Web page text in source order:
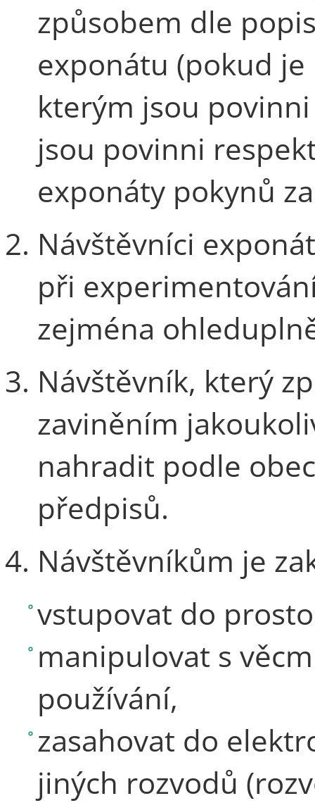
způsobem dle
exponátu (pokud
kterým jsou
jsou povinni
exponáty pokynů
Návštěvníci
při
zejména
Návštěvník, který
zaviněním
nahradit podle
předpisů.
Návštěvníkům je
vstupovat do
manipulovat s
používání,
zasahovat do
jiných rozvodů